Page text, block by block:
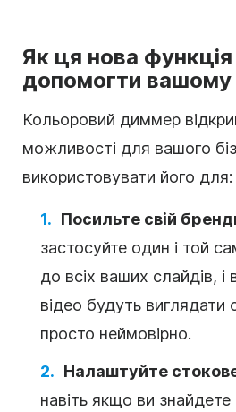
Як ця нова
допомогти вашому
Кольоровий диммер
можливості для вашого
використовувати його для:
Посильте свій
застосуйте один і той
до всіх ваших слайдів, і
відео будуть
просто неймовірно.
Налаштуйте
навіть якщо ви знайдете